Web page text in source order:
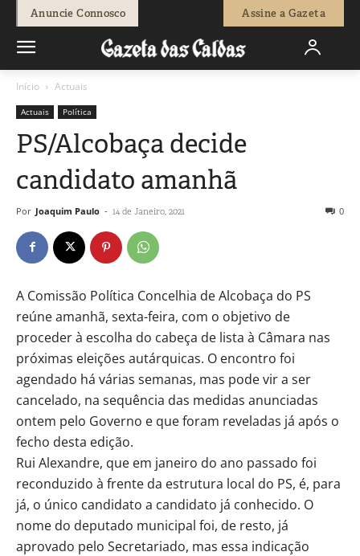
Anuncie Connosco Assine a Gazeta
Início Actuais
Actuais Política
PS/Alcobaça decide
candidato amanhã
Por Joaquim Paulo - 14 de Janeiro, 2021 0
A Comissão Política Concelhia de Alcobaça do PS
reúne amanhã, sexta-feira, com o objetivo de
proceder à escolha do cabeça de lista à Câmara nas
próximas eleições autárquicas. O encontro foi
agendado há várias semanas, mas pode vir a ser
cancelado, na sequência das medidas anunciadas
ontem pelo Governo e que foram reveladas já após o
fecho desta edição.
Rui Alexandre, que em janeiro do ano passado foi
reconduzido à frente da estrutura local do PS, é, para
já, o único candidato a candidato já conhecido. O
nome do deputado municipal foi, de resto, já
aprovado pelo Secretariado, mas essa indicação